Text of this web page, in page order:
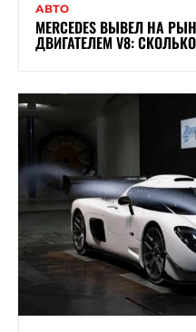
АВТО
MERCEDES ВЫВЕЛ НА
ДВИГАТЕЛЕМ V8: